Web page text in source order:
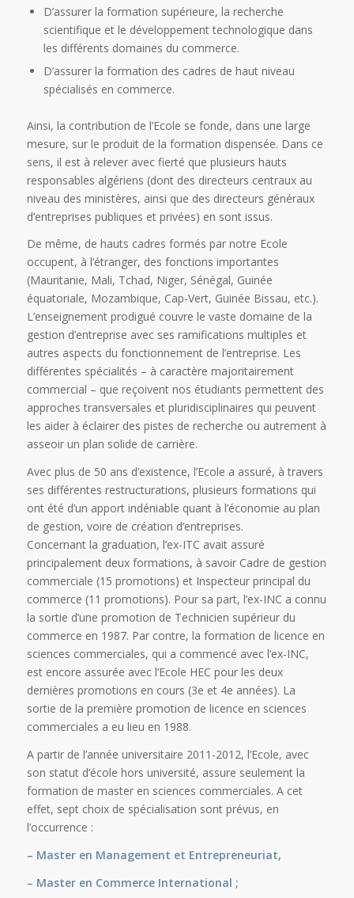
D’assurer la formation supérieure, la recherche
scientifique et le développement technologique dans
les différents domaines du commerce.
D’assurer la formation des cadres de haut niveau
spécialisés en commerce.
Ainsi, la contribution de l’Ecole se fonde, dans une large
mesure, sur le produit de la formation dispensée. Dans ce
sens, il est à relever avec fierté que plusieurs hauts
responsables algériens (dont des directeurs centraux au
niveau des ministères, ainsi que des directeurs généraux
d’entreprises publiques et privées) en sont issus.
De même, de hauts cadres formés par notre Ecole
occupent, à l’étranger, des fonctions importantes
(Mauritanie, Mali, Tchad, Niger, Sénégal, Guinée
équatoriale, Mozambique, Cap-Vert, Guinée Bissau, etc.).
L’enseignement prodigué couvre le vaste domaine de la
gestion d’entreprise avec ses ramifications multiples et
autres aspects du fonctionnement de l’entreprise. Les
différentes spécialités – à caractère majoritairement
commercial – que reçoivent nos étudiants permettent des
approches transversales et pluridisciplinaires qui peuvent
les aider à éclairer des pistes de recherche ou autrement à
asseoir un plan solide de carrière.
Avec plus de 50 ans d’existence, l’Ecole a assuré, à travers
ses différentes restructurations, plusieurs formations qui
ont été d’un apport indéniable quant à l’économie au plan
de gestion, voire de création d’entreprises.
Concernant la graduation, l’ex-ITC avait assuré
principalement deux formations, à savoir Cadre de gestion
commerciale (15 promotions) et Inspecteur principal du
commerce (11 promotions). Pour sa part, l’ex-INC a connu
la sortie d’une promotion de Technicien supérieur du
commerce en 1987. Par contre, la formation de licence en
sciences commerciales, qui a commencé avec l’ex-INC,
est encore assurée avec l’Ecole HEC pour les deux
dernières promotions en cours (3e et 4e années). La
sortie de la première promotion de licence en sciences
commerciales a eu lieu en 1988.
A partir de l’année universitaire 2011-2012, l’Ecole, avec
son statut d’école hors université, assure seulement la
formation de master en sciences commerciales. A cet
effet, sept choix de spécialisation sont prévus, en
l’occurrence :
– Master en Management et Entrepreneuriat,
– Master en Commerce International ;